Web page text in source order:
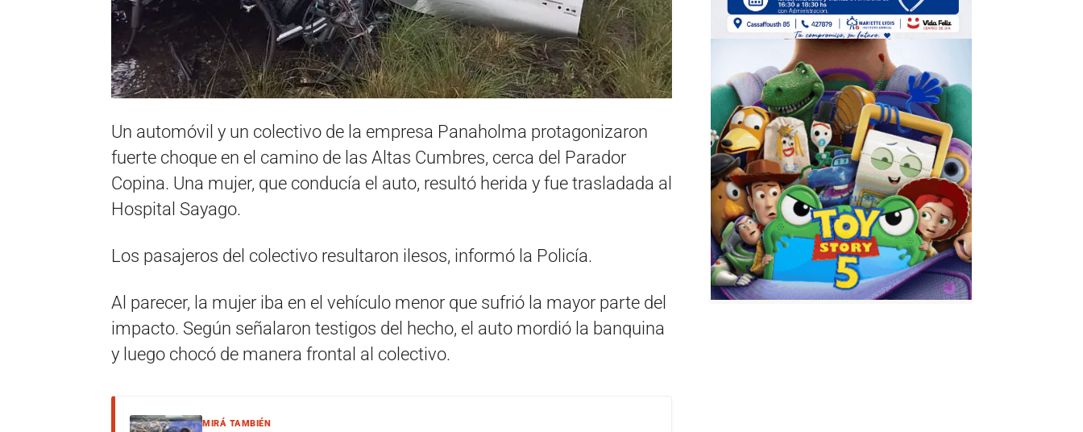
Un automóvil y un colectivo de la empresa Panaholma protagonizaron
fuerte choque en el camino de las Altas Cumbres, cerca del Parador
Copina. Una mujer, que conducía el auto, resultó herida y fue trasladada al
Hospital Sayago.
Los pasajeros del colectivo resultaron ilesos, informó la Policía.
Al parecer, la mujer iba en el vehículo menor que sufrió la mayor parte del
impacto. Según señalaron testigos del hecho, el auto mordió la banquina
y luego chocó de manera frontal al colectivo.
MIRÁ TAMBIÉN